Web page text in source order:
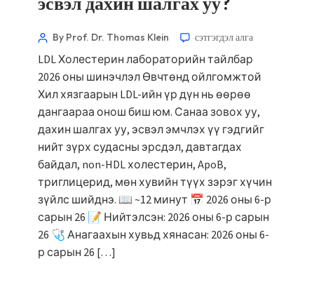
By Prof. Dr. Thomas Klein сэтгэгдэл алга
LDL Холестерин лабораторийн тайлбар
2026 оны шинэчлэл Өвчтөнд ойлгомжтой
Хил хязгаарын LDL-ийн үр дүн нь өөрөө
дангаараа онош биш юм. Санаа зовох уу,
дахин шалгах уу, эсвэл эмчлэх үү гэдгийг
нийт зүрх судасны эрсдэл, давтагдах
байдал, non-HDL холестерин, ApoB,
триглицерид, мөн хувийн түүх зэрэг хүчин
зүйлс шийднэ. 📖 ~12 минут 📅 2026 оны 6-р
сарын 26 📝 Нийтэлсэн: 2026 оны 6-р сарын
26 🩺 Анагаахын хувьд хянасан: 2026 оны 6-
р сарын 26 […]